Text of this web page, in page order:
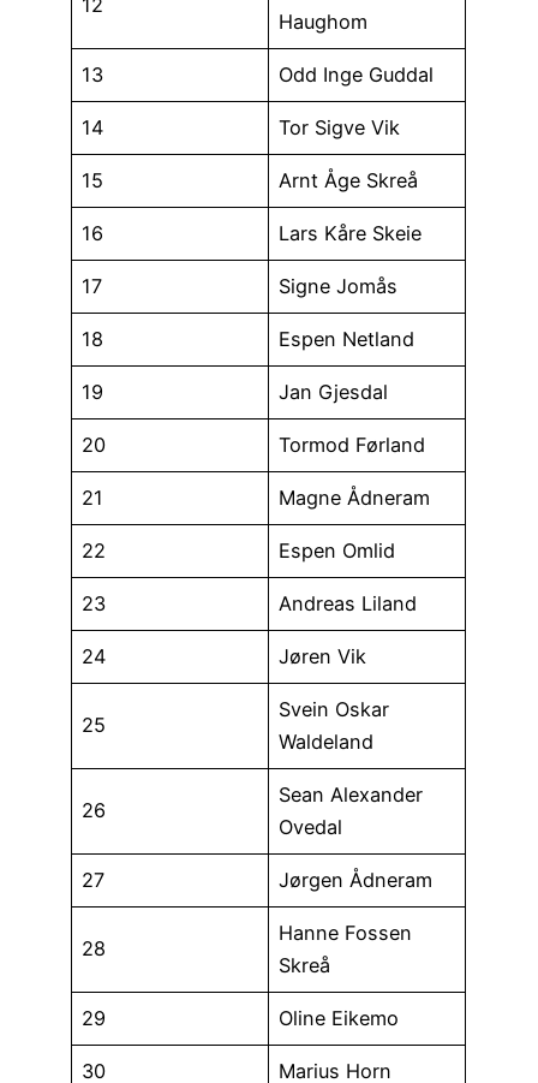
Haughom
13 Odd Inge Guddal
14 Tor Sigve Vik
15 Arnt Åge Skreå
16 Lars Kåre Skeie
17 Signe Jomås
18 Espen Netland
19 Jan Gjesdal
20 Tormod Førland
21 Magne Ådneram
22 Espen Omlid
23 Andreas Liland
24 Jøren Vik
25
Svein Oskar
Waldeland
26
Sean Alexander
Ovedal
27 Jørgen Ådneram
28
Hanne Fossen
Skreå
29 Oline Eikemo
30 Marius Horn